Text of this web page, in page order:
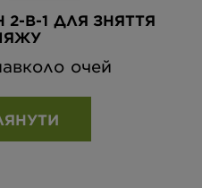
В-1 ДЛЯ ЗНЯТТЯ
очей